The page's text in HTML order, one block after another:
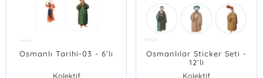
Osmanlı Tarihi-03 - 6’lı
Kolektif
Osmanlılar Sticker Seti -
12’li
Kolektif